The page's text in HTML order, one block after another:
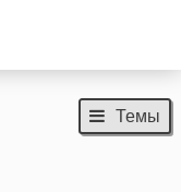
Темы